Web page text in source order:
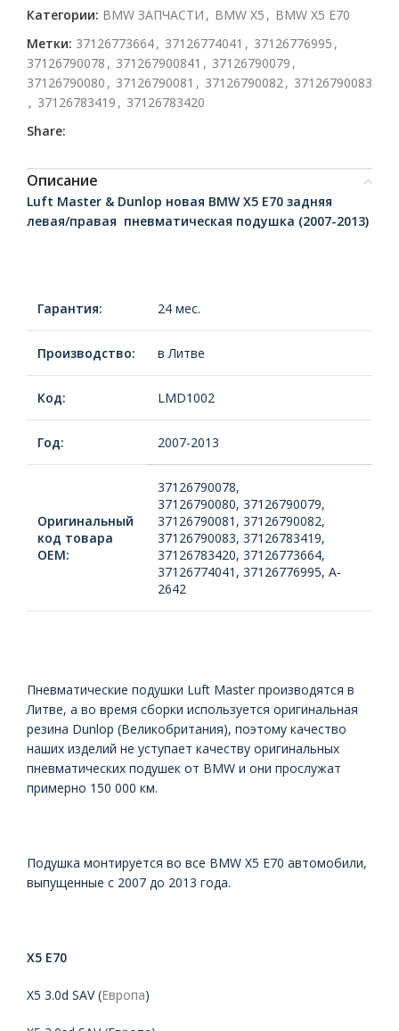
Категории: BMW ЗАПЧАСТИ , BMW X5 , BMW X5 E70
Метки: 37126773664, 37126774041 , 37126776995 ,
37126790078 , 371267900841 , 37126790079 ,
37126790080 , 37126790081 , 37126790082, 37126790083
, 37126783419 , 37126783420
Share:
Описание
Luft Master & Dunlop новая BMW X5 E70 задняя
левая/правая пневматическая подушка (2007-2013)
Гарантия: 24 мес.
Производство: в Литве
Код: LMD1002
Год: 2007-2013
Оригинальный
код товара
ОЕМ:
37126790078,
37126790080, 37126790079,
37126790081, 37126790082,
37126790083, 37126783419,
37126783420, 37126773664,
37126774041, 37126776995, A-
2642
Пневматические подушки Luft Master производятся в
Литве, а во время сборки используется оригинальная
резина Dunlop (Великобритания), поэтому качество
наших изделий не уступает качеству оригинальных
пневматических подушек от BMW и они прослужат
примерно 150 000 км.
Подушка монтируется во все BMW X5 E70 автомобили,
выпущенные с 2007 до 2013 года.
X5 E70
X5 3.0d SAV (Европа)